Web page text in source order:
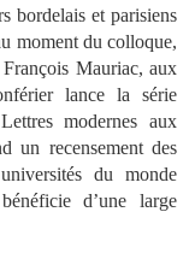
bordelais et parisiens
moment du colloque,
Mauriac, aux
lance la série
modernes aux
un recensement des
du monde
d’une large